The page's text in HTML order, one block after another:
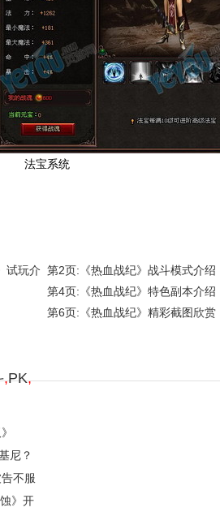
法宝系统
试玩介 第2页:《热血战纪》战斗模式介绍
第4页:《热血战纪》特色副本介绍
第6页:《热血战纪》精彩截图欣赏
,PK,
尼？
不服
》开